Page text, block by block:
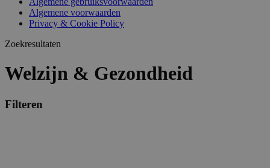
Algemene voorwaarden
Privacy & Cookie Policy
Zoekresultaten
Welzijn & Gezondheid
Filteren